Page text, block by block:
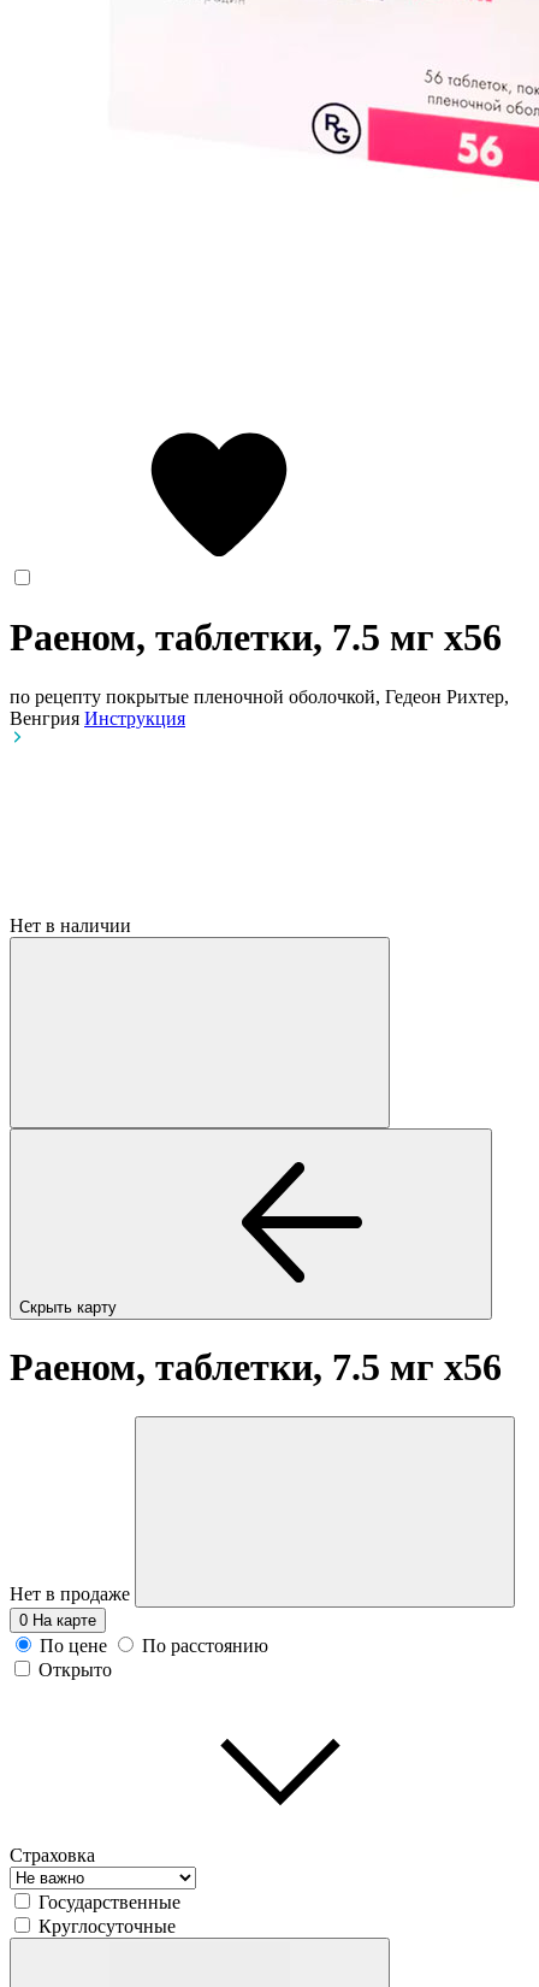
Раеном, таблетки, 7.5 мг x56
по рецепту покрытые пленочной оболочкой, Гедеон Рихтер,
Венгрия Инструкция
Нет в наличии
Скрыть карту
Раеном, таблетки, 7.5 мг x56
Нет в продаже
0 На карте
По цене
По расстоянию
Открыто
Страховка
Государственные
Круглосуточные